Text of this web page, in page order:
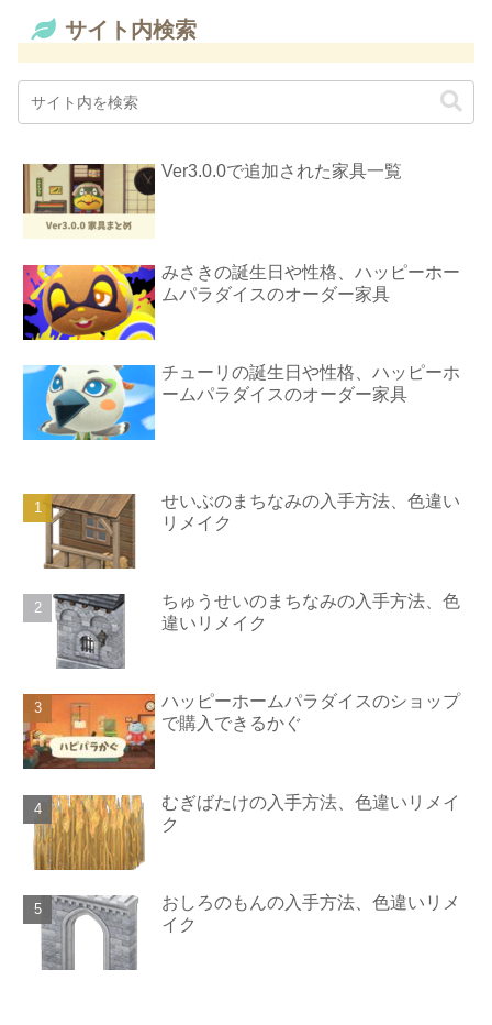
サイト内検索
Ver3.0.0で追加された家具一覧
みさきの誕生日や性格、ハッピーホー
ムパラダイスのオーダー家具
チューリの誕生日や性格、ハッピーホ
ームパラダイスのオーダー家具
せいぶのまちなみの入手方法、色違い
リメイク
ちゅうせいのまちなみの入手方法、色
違いリメイク
ハッピーホームパラダイスのショップ
で購入できるかぐ
むぎばたけの入手方法、色違いリメイ
ク
おしろのもんの入手方法、色違いリメ
イク